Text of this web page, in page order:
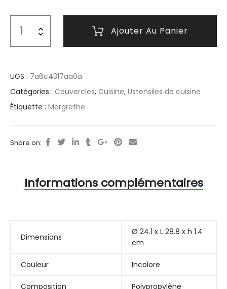
Ajouter Au Panier
UGS : 7a6c4317aa0a
Catégories : Couvercles, Cuisine, Ustensiles de cuisine
Étiquette : Margrethe
Share on:
Informations complémentaires
Dimensions
Ø 24.1 x L 28.8 x h 1.4
cm
Couleur Incolore
Composition Polypropylène